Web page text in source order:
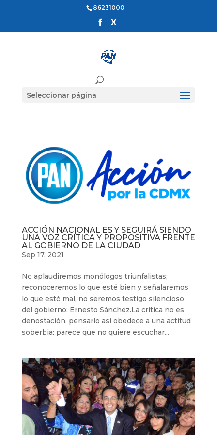
86231000
Seleccionar página
ACCIÓN NACIONAL ES Y SEGUIRÁ SIENDO
UNA VOZ CRÍTICA Y PROPOSITIVA FRENTE
AL GOBIERNO DE LA CIUDAD
Sep 17, 2021
No aplaudiremos monólogos triunfalistas;
reconoceremos lo que esté bien y señalaremos
lo que esté mal, no seremos testigo silencioso
del gobierno: Ernesto Sánchez.La critica no es
denostación, pensarlo así obedece a una actitud
soberbia; parece que no quiere escuchar...